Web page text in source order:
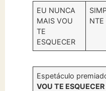
EU NUNCA
MAIS VOU
TE
ESQUECER
NTE
Espetáculo
VOU TE ESQUECER